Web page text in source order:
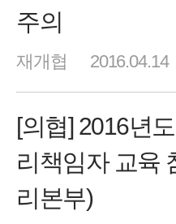
주의
재개협 2016.04.14
[의협] 2016년
리책임자 교육
리본부)